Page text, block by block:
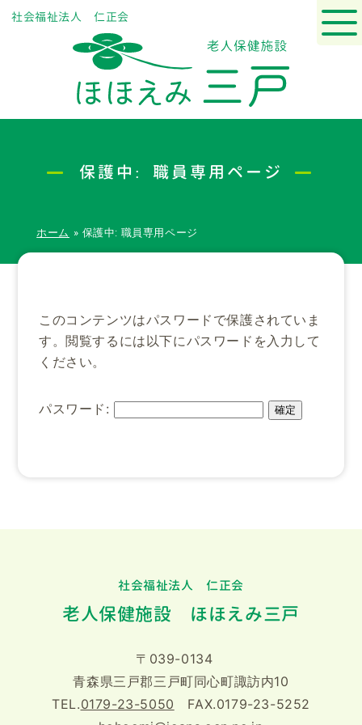
社会福祉法人 仁正会
保護中: 職員専用ページ
ホーム » 保護中: 職員専用ページ
このコンテンツはパスワードで保護されていま
す。閲覧するには以下にパスワードを入力して
ください。
パスワード:
社会福祉法人 仁正会
老人保健施設 ほほえみ三戸
〒039-0134
青森県三戸郡三戸町同心町諏訪内10
TEL.0179-23-5050 FAX.0179-23-5252